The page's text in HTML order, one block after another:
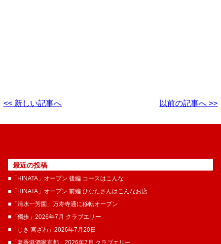
<< 新しい記事へ 以前の記事へ >>
最近の投稿
■「HINATA」オープン 後編 コースはこんな
■「HINATA」オープン 前編 ひなたさんはこんなお店
■「清水一芳園」万寿寺通に移転オープン
■「獨歩」2026年7月 クラブエリー
■「じき 宮ざわ」2026年7月20日
■「老香港酒家京都」2026年7月 クラブエリー